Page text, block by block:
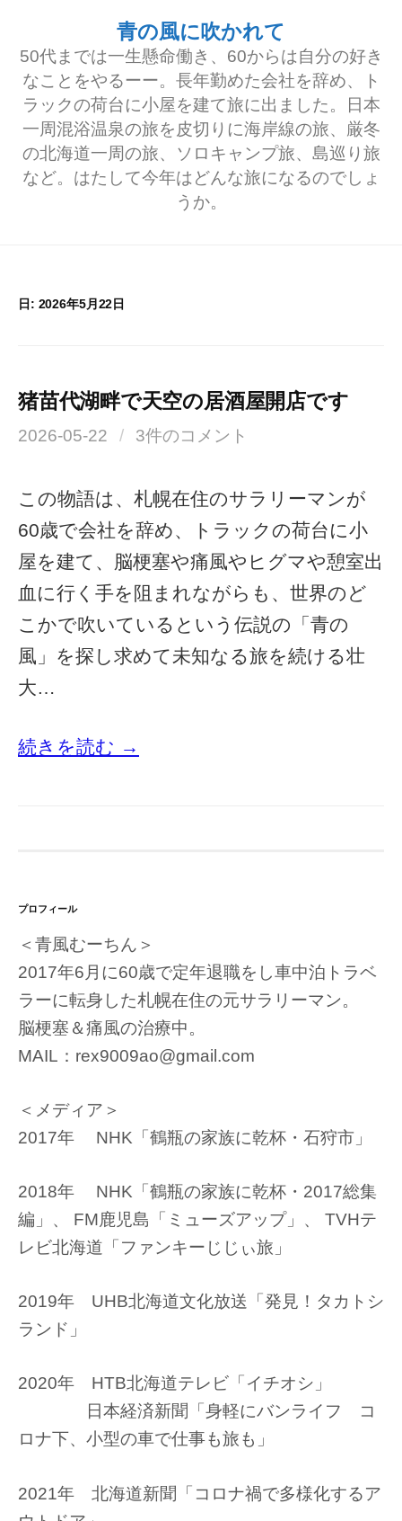
青の風に吹かれて
50代までは一生懸命働き、60からは自分の好き
なことをやるーー。長年勤めた会社を辞め、ト
ラックの荷台に小屋を建て旅に出ました。日本
一周混浴温泉の旅を皮切りに海岸線の旅、厳冬
の北海道一周の旅、ソロキャンプ旅、島巡り旅
など。はたして今年はどんな旅になるのでしょ
うか。
日: 2026年5月22日
猪苗代湖畔で天空の居酒屋開店です
2026-05-22 / 3件のコメント
この物語は、札幌在住のサラリーマンが
60歳で会社を辞め、トラックの荷台に小
屋を建て、脳梗塞や痛風やヒグマや憩室出
血に行く手を阻まれながらも、世界のど
こかで吹いているという伝説の「青の
風」を探し求めて未知なる旅を続ける壮
大…
続きを読む →
プロフィール
＜青風むーちん＞
2017年6月に60歳で定年退職をし車中泊トラベ
ラーに転身した札幌在住の元サラリーマン。
脳梗塞＆痛風の治療中。
MAIL：rex9009ao@gmail.com
＜メディア＞
2017年 NHK「鶴瓶の家族に乾杯・石狩市」
2018年 NHK「鶴瓶の家族に乾杯・2017総集
編」、 FM鹿児島「ミューズアップ」、 TVHテ
レビ北海道「ファンキーじじぃ旅」
2019年 UHB北海道文化放送「発見！タカトシ
ランド」
2020年 HTB北海道テレビ「イチオシ」
日本経済新聞「身軽にバンライフ コ
ロナ下、小型の車で仕事も旅も」
2021年 北海道新聞「コロナ禍で多様化するア